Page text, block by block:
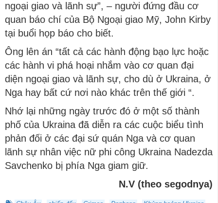
ngoại giao và lãnh sự”, – người đứng đầu cơ
quan báo chí của Bộ Ngoại giao Mỹ, John Kirby
tại buổi họp báo cho biết.
Ông lên án “tất cả các hành động bạo lực hoặc
các hành vi phá hoại nhắm vào cơ quan đại
diện ngoại giao và lãnh sự, cho dù ở Ukraina, ở
Nga hay bất cứ nơi nào khác trên thế giới “.
Nhớ lại những ngày trước đó ở một số thành
phố của Ukraina đã diễn ra các cuộc biểu tình
phản đối ở các đại sứ quán Nga và cơ quan
lãnh sự nhân việc nữ phi công Ukraina Nadezda
Savchenko bị phía Nga giam giữ.
N.V (theo segodnya)